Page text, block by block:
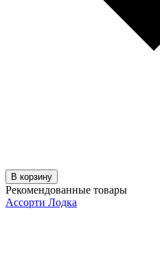
В корзину
Рекомендованные товары
Ассорти Лодка